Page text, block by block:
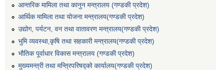
आन्तरिक मामिला तथा कानुन मन्त्रालय (गण्डकी प्रदेश)
आर्थिक मामिला तथा योजना मन्त्रालय(गण्डकी प्रदेश)
उद्योग, पर्यटन, वन तथा वातावरण मन्त्रालय(गण्डकी प्रदेश)
भुमि व्यवस्था,कृषि तथा सहकारी मन्त्रालय(गण्डकी प्रदेश)
भौतिक पूर्वाधार विकास मन्त्रालय (गण्डकी प्रदेश)
मुख्यमन्त्री तथा मन्त्रिपरिषद्को कार्यालय(गण्डकी प्रदेश)